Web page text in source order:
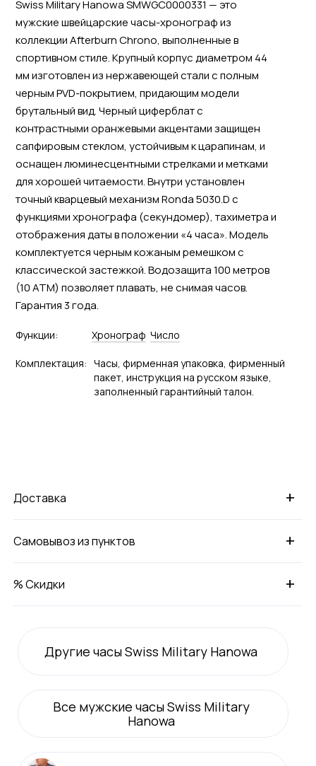
Swiss Military Hanowa SMWGC0000331 — это
мужские швейцарские часы-хронограф из
коллекции Afterburn Chrono, выполненные в
спортивном стиле. Крупный корпус диаметром 44
мм изготовлен из нержавеющей стали с полным
черным PVD-покрытием, придающим модели
брутальный вид. Черный циферблат с
контрастными оранжевыми акцентами защищен
сапфировым стеклом, устойчивым к царапинам, и
оснащен люминесцентными стрелками и метками
для хорошей читаемости. Внутри установлен
точный кварцевый механизм Ronda 5030.D с
функциями хронографа (секундомер), тахиметра и
отображения даты в положении «4 часа». Модель
комплектуется черным кожаным ремешком с
классической застежкой. Водозащита 100 метров
(10 ATM) позволяет плавать, не снимая часов.
Гарантия 3 года.
Функции: Хронограф Число
Комплектация: Часы, фирменная упаковка, фирменный
пакет, инструкция на русском языке,
заполненный гарантийный талон.
+
Доставка
+
Самовывоз из пунктов
+
% Скидки
Другие часы Swiss Military Hanowa
Все мужские часы Swiss Military
Hanowa